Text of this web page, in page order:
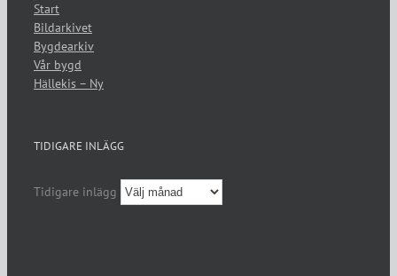
Start
Bildarkivet
Bygdearkiv
Vår bygd
Hällekis – Ny
TIDIGARE INLÄGG
Tidigare inlägg